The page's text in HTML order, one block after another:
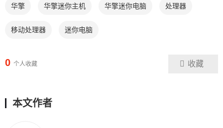
华擎 华擎迷你主机 华擎迷你电脑 处理器
移动处理器 迷你电脑
0 个人收藏 收藏
本文作者